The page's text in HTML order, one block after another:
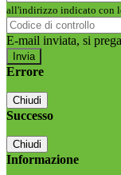
all'indirizzo indicato con
E-mail inviata, si
Errore
Chiudi
Successo
Chiudi
Informazione